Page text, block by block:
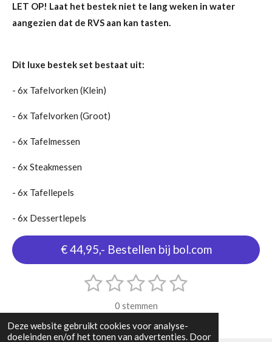
Deze website gebruikt cookies voor analyse-
doeleinden en/of het tonen van advertenties. Door
LET OP! Laat het bestek niet te lang weken in water
aangezien dat de RVS aan kan tasten.
Dit luxe bestek set bestaat uit:
- 6x Tafelvorken (Klein)
- 6x Tafelvorken (Groot)
- 6x Tafelmessen
- 6x Steakmessen
- 6x Tafellepels
- 6x Dessertlepels
€ 44,95,- Bestellen bij bol.com
t
i
1
t
2
t
3
s
t
4
s
t
5
t
m
e
0 stemmen